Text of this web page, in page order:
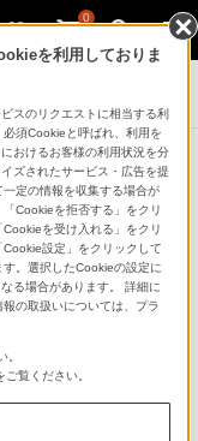
0
を利用しておりま
スのリクエストに相当する利
須Cookieと呼ばれ、利用を
おけるお客様の利用状況を分
ズされたサービス・広告を提
定の情報を収集する場合が
Cookieを拒否する」をクリ
を受け入れる」をクリ
設定」をクリックして
。選択したCookieの設定に
る場合があります。 詳細に
の取扱いについては、プラ
。
ご覧ください。